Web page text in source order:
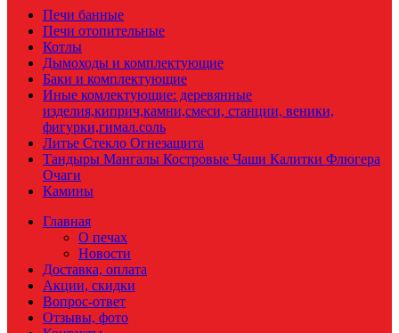
Печи банные
Печи отопительные
Котлы
Дымоходы и комплектующие
Баки и комплектующие
Иные комлектующие: деревянные
изделия,киприч,камни,смеси, станции, веники,
фигурки,гимал.соль
Литье Стекло Огнезащита
Тандыры Мангалы Костровые Чаши Калитки Флюгера
Очаги
Камины
Главная
О печах
Новости
Доставка, оплата
Акции, скидки
Вопрос-ответ
Отзывы, фото